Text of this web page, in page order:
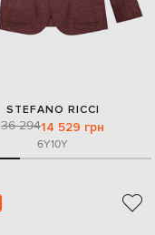
STEFANO RICCI
36 29414 529 грн
6Y10Y